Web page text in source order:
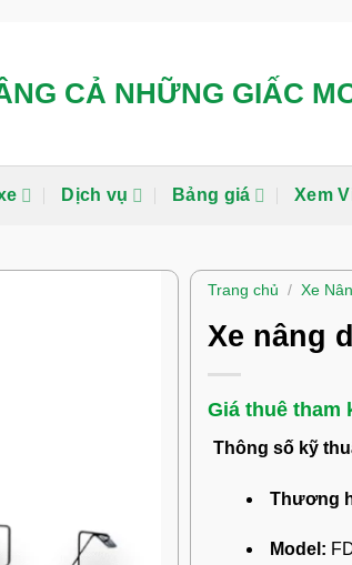
CẢ NHỮNG GIẤC
Dịch vụ Bảng giá Xem
Trang chủ / Xe
Xe nâng
Thông số kỹ
Thương
Model: